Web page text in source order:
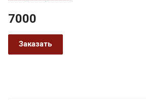
7000
Заказать